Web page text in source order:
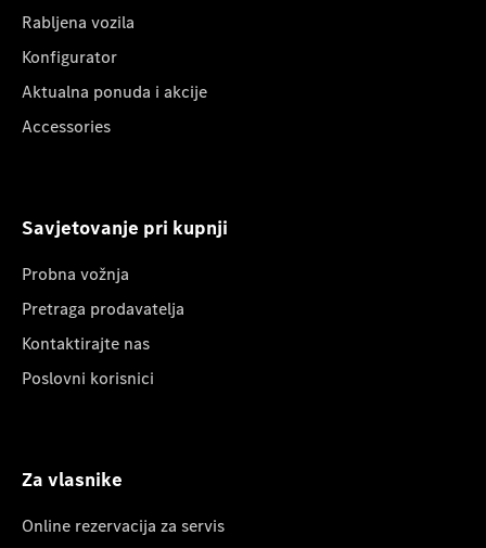
Rabljena vozila
Konfigurator
Aktualna ponuda i akcije
Accessories
Savjetovanje pri kupnji
Probna vožnja
Pretraga prodavatelja
Kontaktirajte nas
Poslovni korisnici
Za vlasnike
Online rezervacija za servis